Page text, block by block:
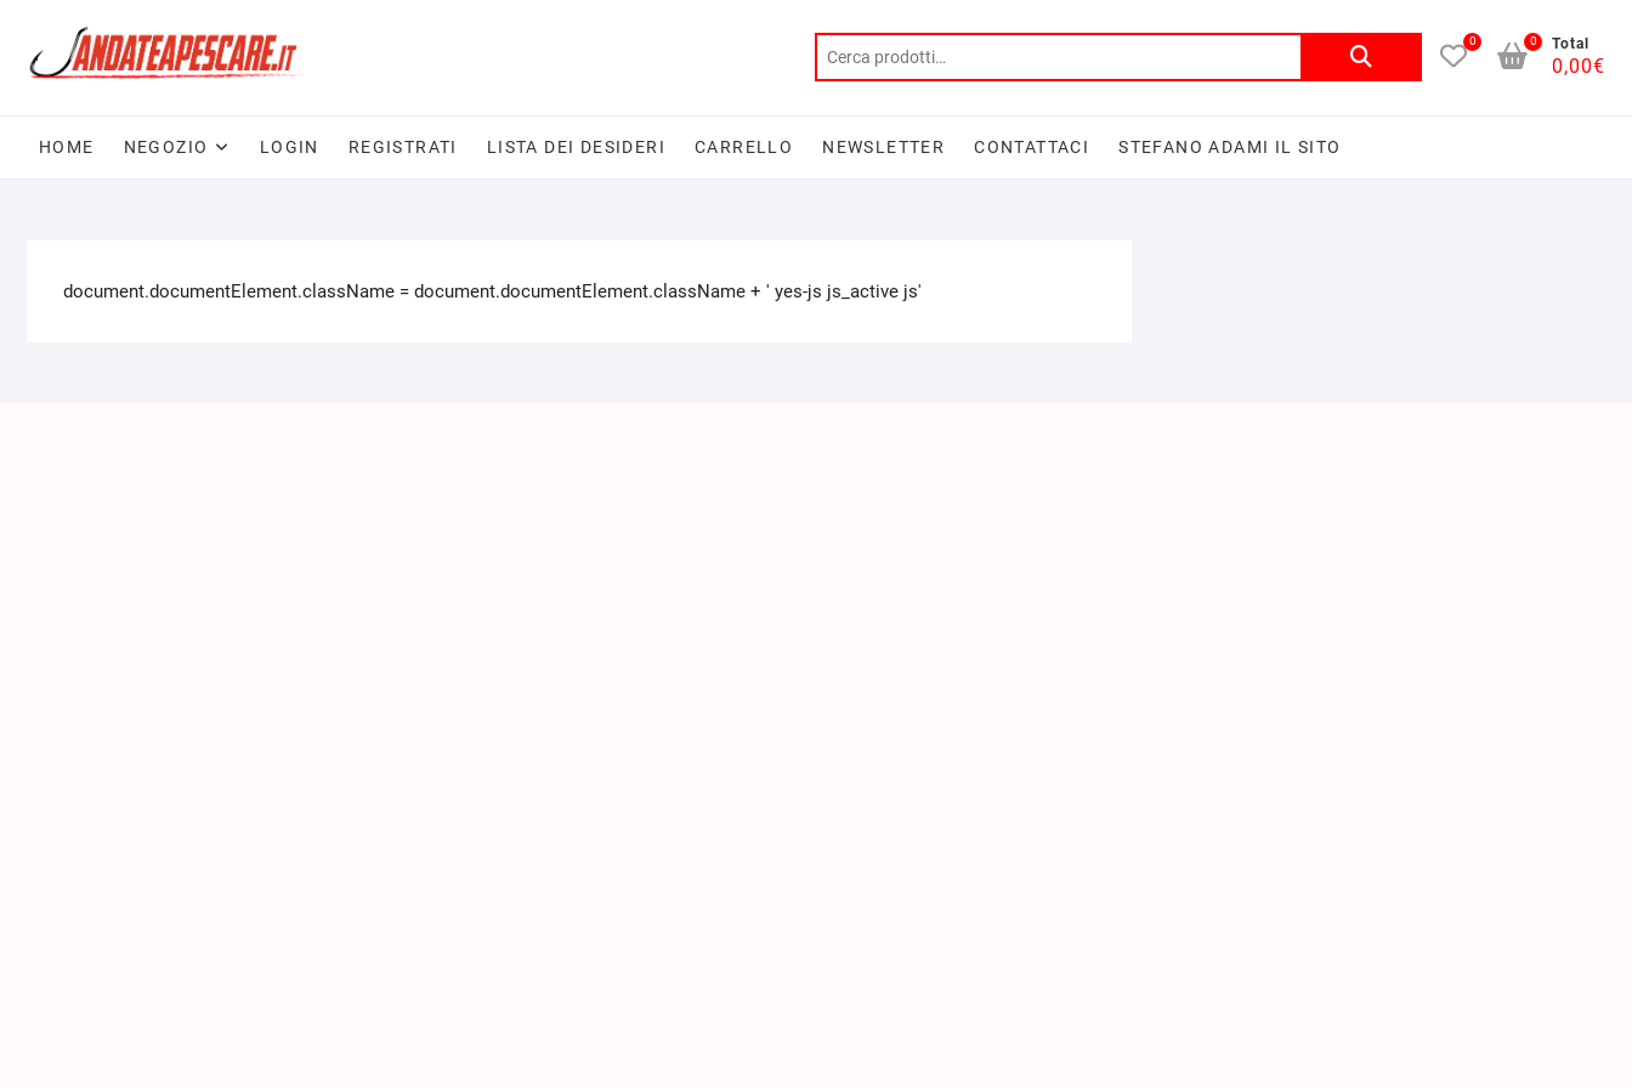
0 Total
0,00€
0
HOME NEGOZIO LOGIN REGISTRATI LISTA DEI DESIDERI CARRELLO NEWSLETTER CONTATTACI STEFANO ADAMI IL SITO
document.documentElement.className = document.documentElement.className + ' yes-js js_active js'